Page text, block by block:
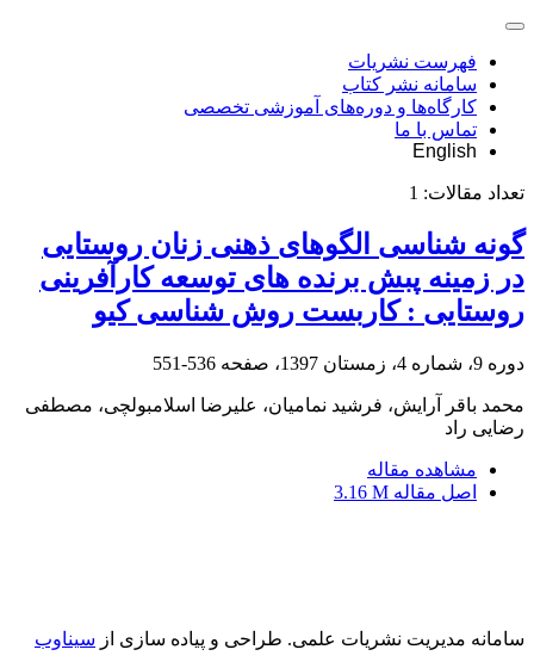
فهرست نشریات
سامانه نشر کتاب
کارگاه‌ها و دوره‌های آموزشی تخصصی
تماس با ما
English
تعداد مقالات: 1
گونه شناسی الگوهای ذهنی زنان روستایی
در زمینه پبش برنده های توسعه کارآفرینی
روستایی : کاربست روش شناسی کیو
دوره 9، شماره 4، زمستان 1397، صفحه 536-551
محمد باقر آرایش، فرشید نمامیان، علیرضا اسلامبولچی، مصطفی
رضایی راد
مشاهده مقاله
اصل مقاله 3.16 M
سامانه مدیریت نشریات علمی. طراحی و پیاده سازی از سیناوب